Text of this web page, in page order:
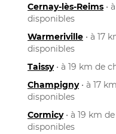
Cernay-lès-Reims •
disponibles
Warmeriville • à 17
disponibles
Taissy• à 19 km de
Champigny• à 17
disponibles
Cormicy• à 19 km
disponibles